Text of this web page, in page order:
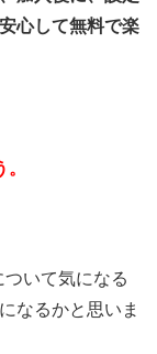
心して無料で楽
いて気になる
なるかと思いま